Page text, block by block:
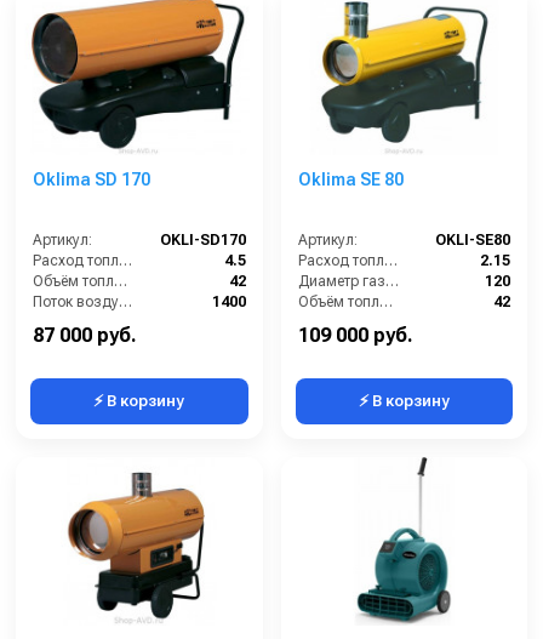
Oklima SD 170
Артикул:
OKLI-SD170
Расход топлива (л/ч):
4.5
Объём топливного бака (л):
42
Поток воздуха (м3/час):
1400
Тепловая мощность / производительность (кВт):
87 000 руб.
⚡ В корзину
Oklima SE 80
Артикул:
OKLI-SE80
Расход топлива (л/ч):
2.15
Диаметр газоотвода (мм):
120
Объём топливного бака (л):
42
109 000 руб.
⚡ В корзину